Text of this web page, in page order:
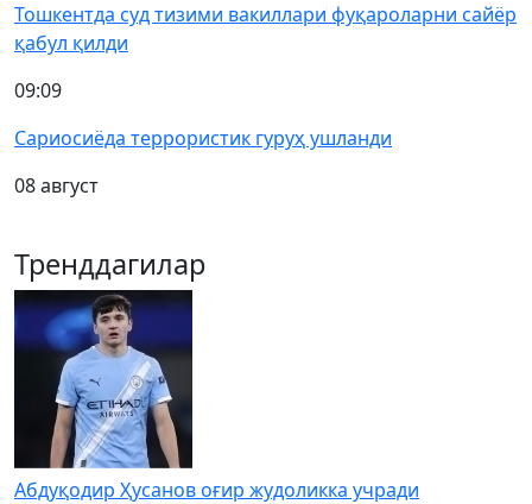
Тошкентда суд тизими вакиллари фуқароларни сайёр
қабул қилди
09:09
Сариосиёда террористик гуруҳ ушланди
08 август
Тренддагилар
Абдуқодир Ҳусанов оғир жудоликка учради